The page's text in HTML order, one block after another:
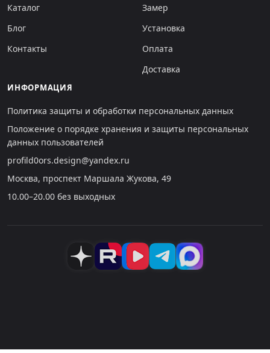
Каталог
Блог
Контакты
Замер
Установка
Оплата
Доставка
ИНФОРМАЦИЯ
Политика защиты и обработки персональных данных
Положение о порядке хранения и защиты персональных
данных пользователей
profild0ors.design@yandex.ru
Москва, проспект Маршала Жукова, 49
10.00–20.00 без выходных